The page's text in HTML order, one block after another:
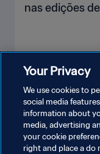
nas edições
Your Privacy
We use cookies to
social media
information about
media, advertising
your cookie
right and place a do